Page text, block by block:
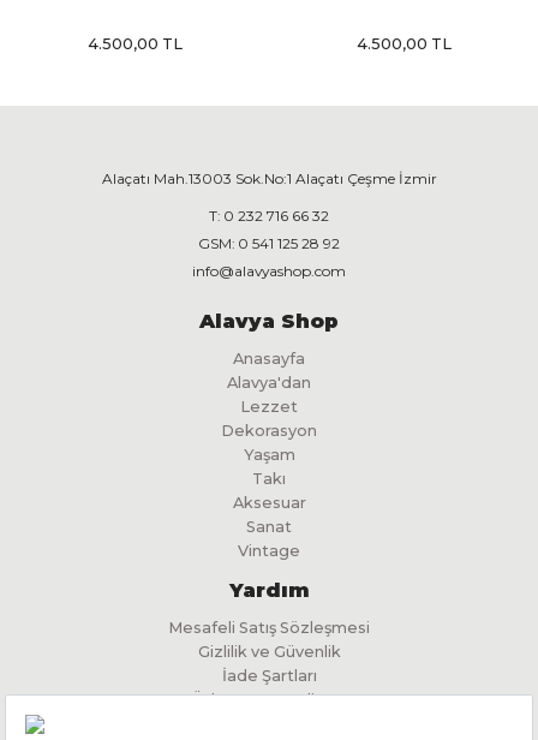
4.500,00 TL 4.500,00 TL
Alaçatı Mah.13003 Sok.No:1 Alaçatı Çeşme İzmir
T: 0 232 716 66 32
GSM: 0 541 125 28 92
info@alavyashop.com
Alavya Shop
Anasayfa
Alavya'dan
Lezzet
Dekorasyon
Yaşam
Takı
Aksesuar
Sanat
Vintage
Yardım
Mesafeli Satış Sözleşmesi
Gizlilik ve Güvenlik
İade Şartları
Ödeme ve Teslimat